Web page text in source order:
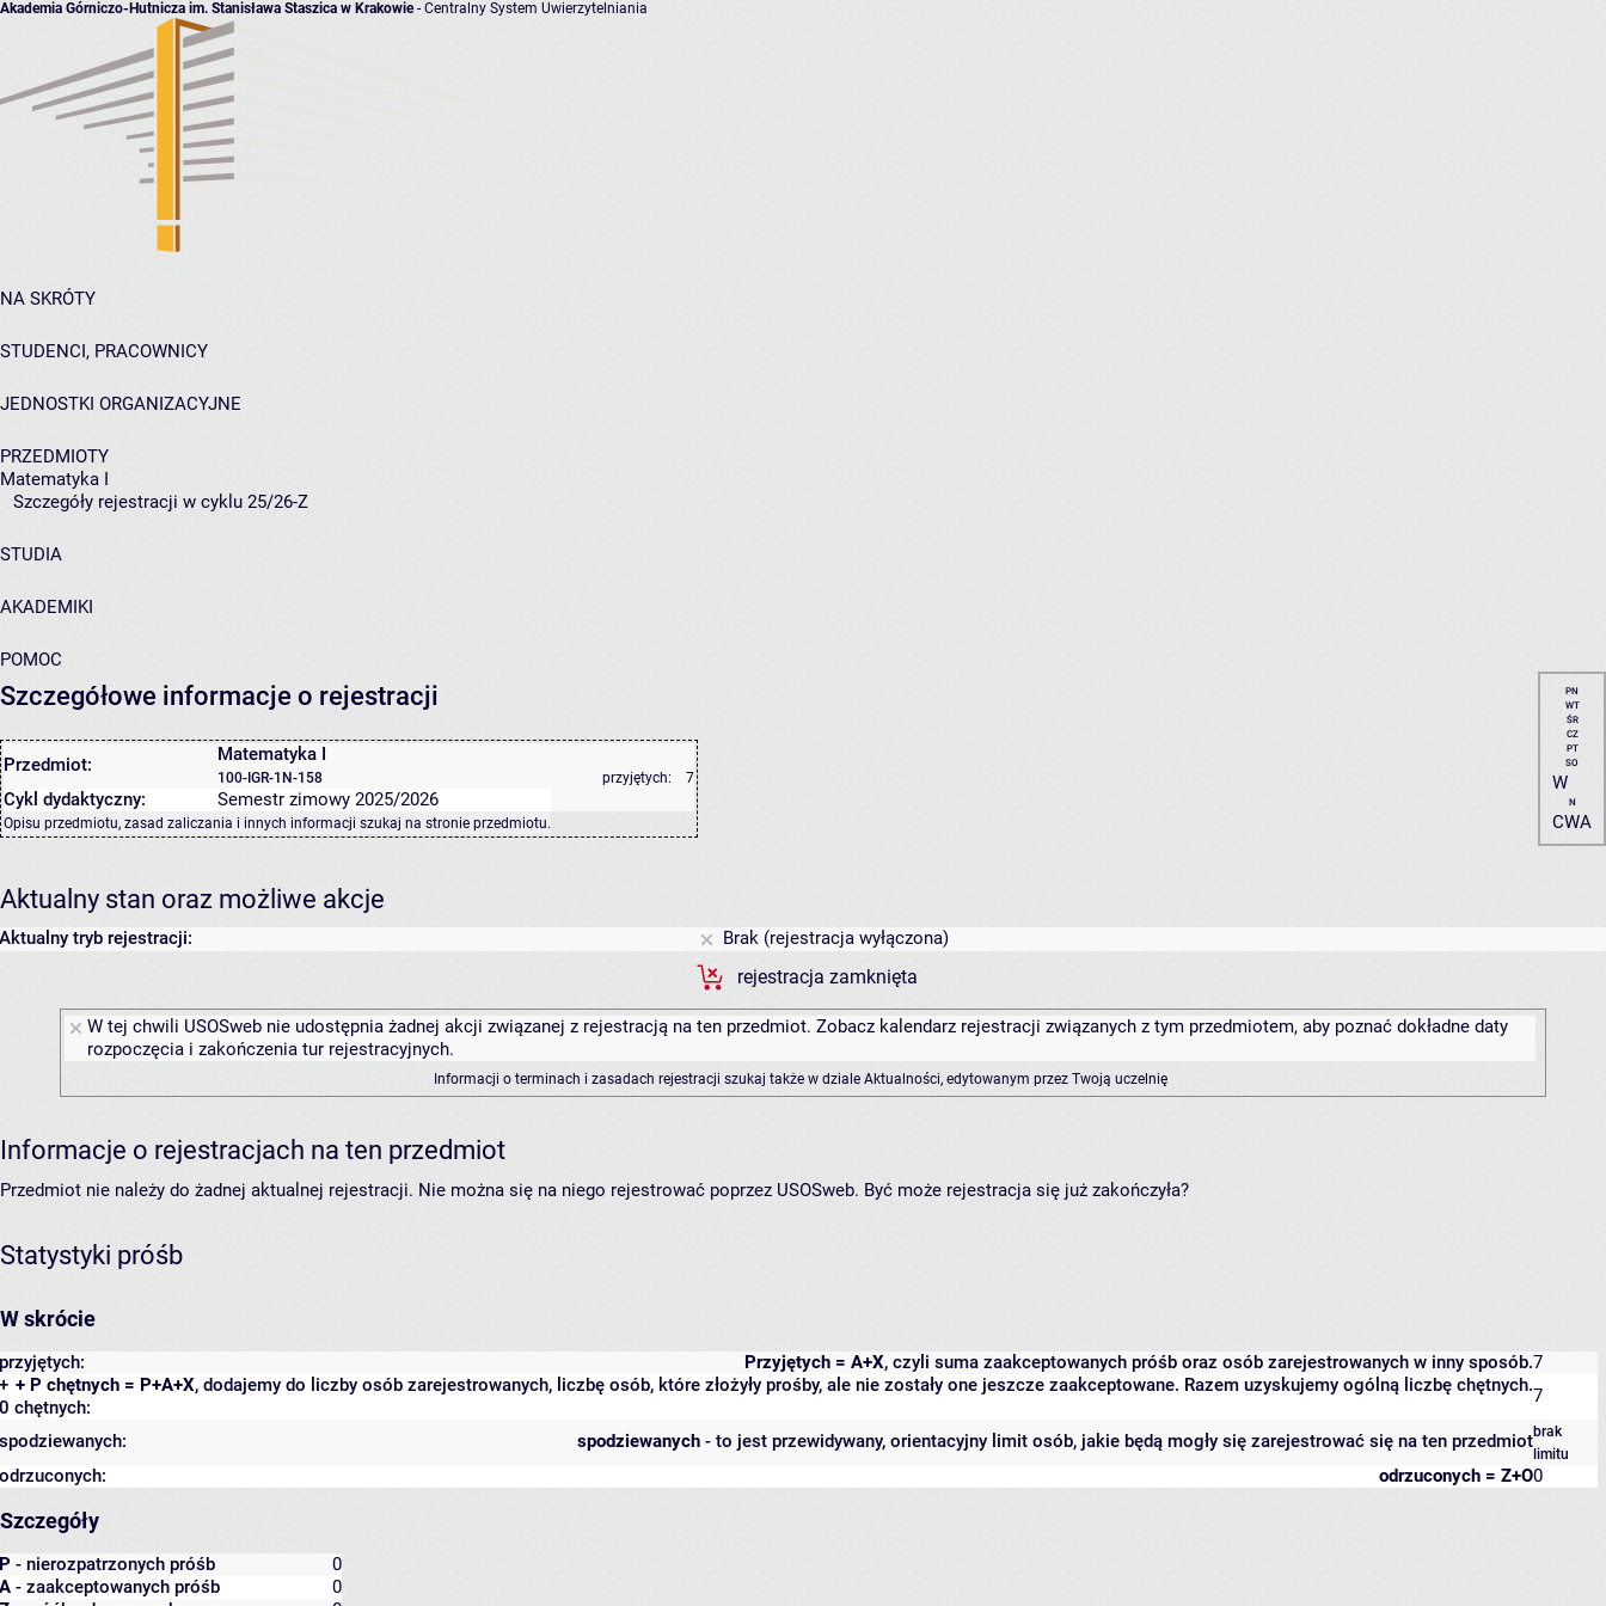
Akademia Górniczo-Hutnicza im. Stanisława Staszica w Krakowie- Centralny System Uwierzytelniania
NA SKRÓTY
STUDENCI, PRACOWNICY
JEDNOSTKI ORGANIZACYJNE
PRZEDMIOTY
Matematyka I
Szczegóły rejestracji w cyklu 25/26-Z
STUDIA
AKADEMIKI
POMOC
Szczegółowe informacje o rejestracji
Przedmiot: Matematyka I
100-IGR-1N-158 przyjętych: 7
Cykl dydaktyczny: Semestr zimowy 2025/2026
Opisu przedmiotu, zasad zaliczania i innych informacji szukaj na stronie przedmiotu.
PN
WT
ŚR
CZ
PT
SO
W
N
CWA
Aktualny stan oraz możliwe akcje
Aktualny tryb rejestracji:
Brak (rejestracja wyłączona)
rejestracja zamknięta
W tej chwili USOSweb nie udostępnia żadnej akcji związanej z rejestracją na ten przedmiot. Zobacz kalendarz rejestracji związanych z tym przedmiotem, aby poznać dokładne daty
rozpoczęcia i zakończenia tur rejestracyjnych.
Informacji o terminach i zasadach rejestracji szukaj także w dziale Aktualności, edytowanym przez Twoją uczelnię
Informacje o rejestracjach na ten przedmiot
Przedmiot nie należy do żadnej aktualnej rejestracji. Nie można się na niego rejestrować poprzez USOSweb. Być może rejestracja się już zakończyła?
Statystyki próśb
W skrócie
Przyjętych = A+X, czyli suma zaakceptowanych próśb oraz osób zarejestrowanych w inny sposób.
przyjętych:
7
+ P chętnych = P+A+X, dodajemy do liczby osób zarejestrowanych, liczbę osób, które złożyły prośby, ale nie zostały one jeszcze zaakceptowane. Razem uzyskujemy ogólną liczbę chętnych.
+
0 chętnych:
7
spodziewanych - to jest przewidywany, orientacyjny limit osób, jakie będą mogły się zarejestrować się na ten przedmiot
spodziewanych:
brak
limitu
odrzuconych = Z+O
odrzuconych: 0
Szczegóły
P - nierozpatrzonych próśb
0
A - zaakceptowanych próśb
0